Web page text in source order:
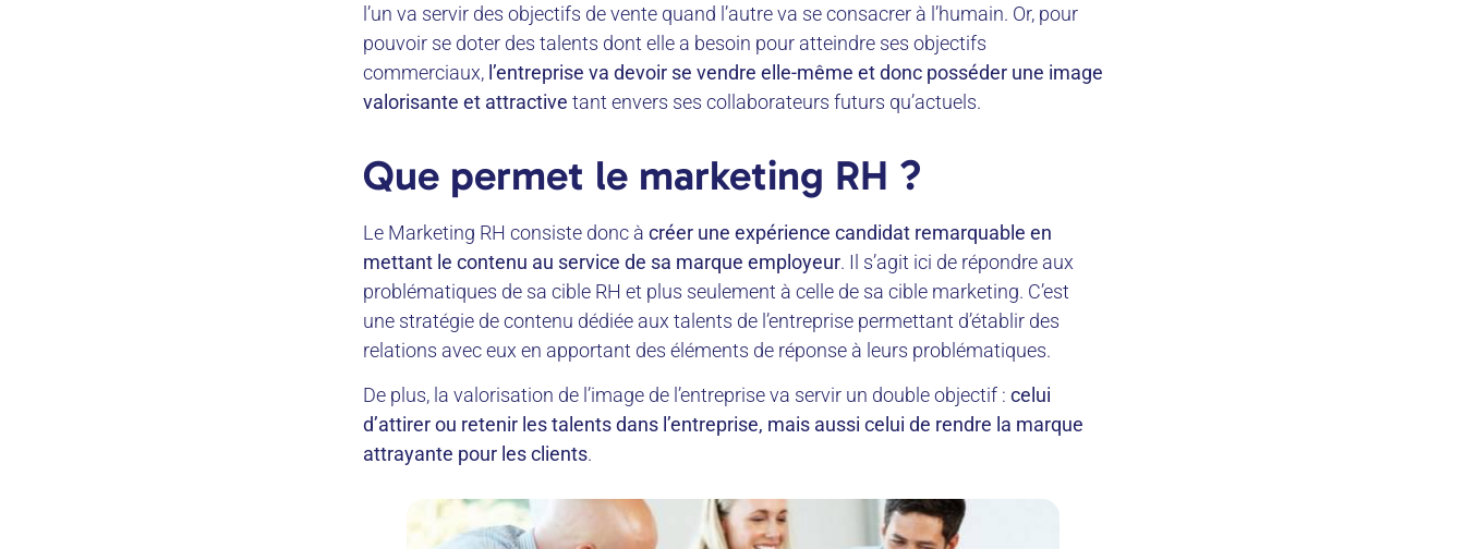
l’un va servir des objectifs de vente quand l’autre va se consacrer à l’humain. Or, pour
pouvoir se doter des talents dont elle a besoin pour atteindre ses objectifs
commerciaux, l’entreprise va devoir se vendre elle-même et donc posséder une image
valorisante et attractive tant envers ses collaborateurs futurs qu’actuels.
Que permet le marketing RH ?
Le Marketing RH consiste donc à créer une expérience candidat remarquable en
mettant le contenu au service de sa marque employeur. Il s’agit ici de répondre aux
problématiques de sa cible RH et plus seulement à celle de sa cible marketing. C’est
une stratégie de contenu dédiée aux talents de l’entreprise permettant d’établir des
relations avec eux en apportant des éléments de réponse à leurs problématiques.
De plus, la valorisation de l’image de l’entreprise va servir un double objectif : celui
d’attirer ou retenir les talents dans l’entreprise, mais aussi celui de rendre la marque
attrayante pour les clients.